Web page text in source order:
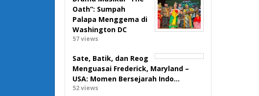
Oath”: Sumpah
Palapa Menggema di
Washington DC
57 views
Sate, Batik, dan Reog
Menguasai Frederick, Maryland –
USA: Momen Bersejarah Indo…
52 views